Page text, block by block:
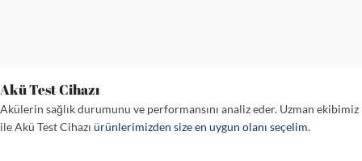
Akü Test Cihazı
Akülerin sağlık durumunu ve performansını analiz eder. Uzman ekibimiz
ile Akü Test Cihazı ürünlerimizden size en uygun olanı seçelim.